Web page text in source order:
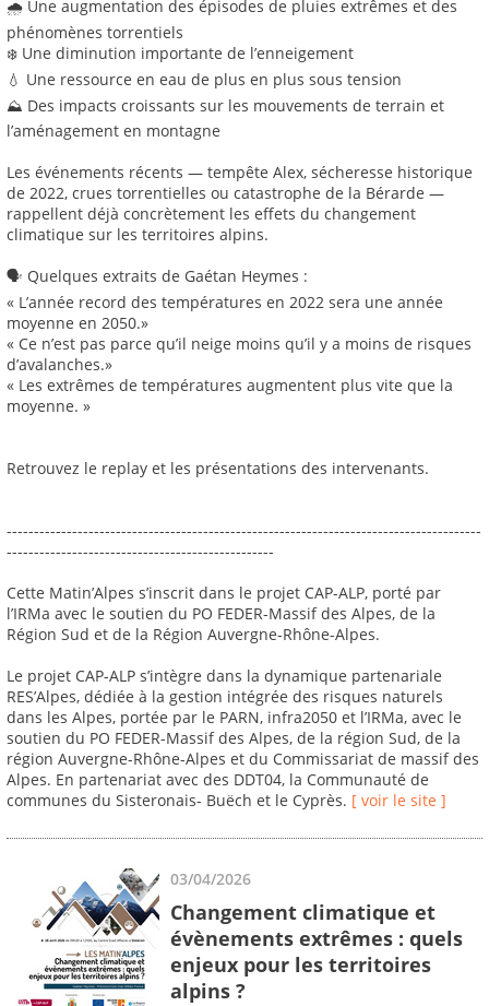
🌧️ Une augmentation des épisodes de pluies extrêmes et des
phénomènes torrentiels
❄️ Une diminution importante de l’enneigement
💧 Une ressource en eau de plus en plus sous tension
⛰️ Des impacts croissants sur les mouvements de terrain et
l’aménagement en montagne
Les événements récents — tempête Alex, sécheresse historique
de 2022, crues torrentielles ou catastrophe de la Bérarde —
rappellent déjà concrètement les effets du changement
climatique sur les territoires alpins.
🗣️ Quelques extraits de Gaétan Heymes :
« L’année record des températures en 2022 sera une année
moyenne en 2050.»
« Ce n’est pas parce qu’il neige moins qu’il y a moins de risques
d’avalanches.»
« Les extrêmes de températures augmentent plus vite que la
moyenne. »
Retrouvez le replay et les présentations des intervenants.
---------------------------------------------------------------------------------------
-------------------------------------------------
Cette Matin’Alpes s’inscrit dans le projet CAP-ALP, porté par
l’IRMa avec le soutien du PO FEDER-Massif des Alpes, de la
Région Sud et de la Région Auvergne-Rhône-Alpes.
Le projet CAP-ALP s’intègre dans la dynamique partenariale
RES’Alpes, dédiée à la gestion intégrée des risques naturels
dans les Alpes, portée par le PARN, infra2050 et l’IRMa, avec le
soutien du PO FEDER-Massif des Alpes, de la région Sud, de la
région Auvergne-Rhône-Alpes et du Commissariat de massif des
Alpes. En partenariat avec des DDT04, la Communauté de
communes du Sisteronais- Buëch et le Cyprès. [ voir le site ]
03/04/2026
Changement climatique et
évènements extrêmes : quels
enjeux pour les territoires
alpins ?